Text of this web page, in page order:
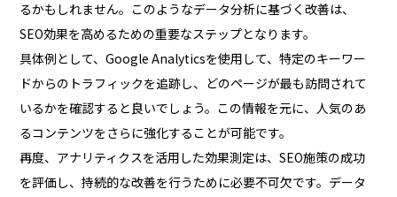
るかもしれません。このようなデータ分析に基づく改善は、
SEO効果を高めるための重要なステップとなります。
具体例として、Google Analyticsを使用して、特定のキーワー
ドからのトラフィックを追跡し、どのページが最も訪問されて
いるかを確認すると良いでしょう。この情報を元に、人気のあ
るコンテンツをさらに強化することが可能です。
再度、アナリティクスを活用した効果測定は、SEO施策の成功
を評価し、持続的な改善を行うために必要不可欠です。データ